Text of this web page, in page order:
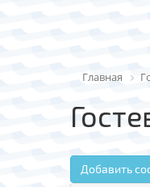
Главная
Добавить